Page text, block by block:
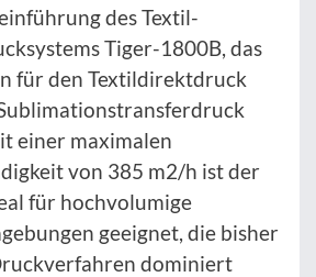
des Textil-
Tiger-1800B, das
für den Textildirektdruck
einer maximalen
von 385 m2/h ist der
für hochvolumige
geeignet, die bisher
dominiert